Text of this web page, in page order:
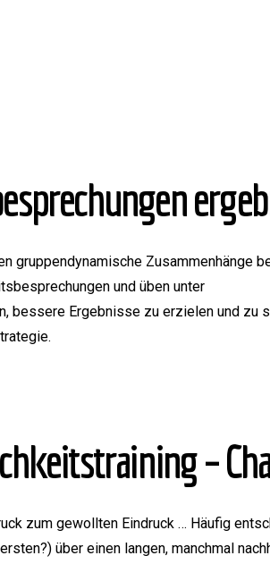
gruppendynamische Zusammenhänge
und üben unter
bessere Ergebnisse zu erzielen und zu
–
zum gewollten Eindruck … Häufig
über einen langen, manchmal